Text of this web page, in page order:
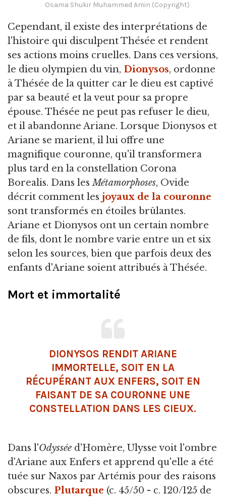
Osama Shukir Muhammed Amin (Copyright)
Cependant, il existe des interprétations de
l'histoire qui disculpent Thésée et rendent
ses actions moins cruelles. Dans ces versions,
le dieu olympien du vin, Dionysos, ordonne
à Thésée de la quitter car le dieu est captivé
par sa beauté et la veut pour sa propre
épouse. Thésée ne peut pas refuser le dieu,
et il abandonne Ariane. Lorsque Dionysos et
Ariane se marient, il lui offre une
magnifique couronne, qu'il transformera
plus tard en la constellation Corona
Borealis. Dans lesMétamorphoses, Ovide
décrit comment les joyaux de la couronne
sont transformés en étoiles brûlantes.
Ariane et Dionysos ont un certain nombre
de fils, dont le nombre varie entre un et six
selon les sources, bien que parfois deux des
enfants d'Ariane soient attribués à Thésée.
Mort et immortalité
DIONYSOS RENDIT ARIANE
IMMORTELLE, SOIT EN LA
RÉCUPÉRANT AUX ENFERS, SOIT EN
FAISANT DE SA COURONNE UNE
CONSTELLATION DANS LES CIEUX.
Dans l'Odyssée d'Homère, Ulysse voit l'ombre
d'Ariane aux Enfers et apprend qu'elle a été
tuée sur Naxos par Artémis pour des raisons
obscures. Plutarque (c. 45/50 - c. 120/125 de